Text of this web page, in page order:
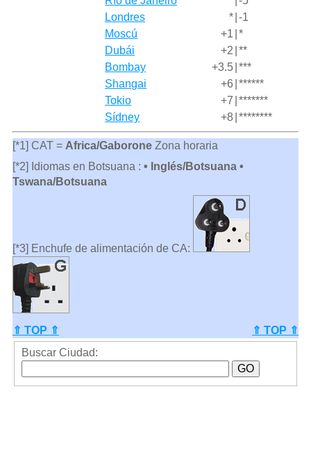
Londres
* -1
Moscú
+1 *
Dubái
+2 **
Bombay
+3.5 ***
Shangai
+6 ******
Tokio
+7 *******
Sídney
+8 ********
[*1] CAT = Africa/GaboroneZona horaria
[*2] Idiomas en Botsuana : • Inglés/Botsuana •
Tswana/Botsuana
[*3] Enchufe de alimentación de CA:
⇑ TOP ⇑
⇑ TOP ⇑
Buscar Ciudad: